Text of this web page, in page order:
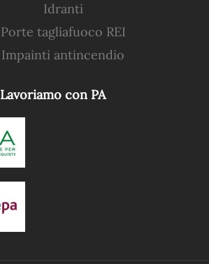
Idranti
Porte tagliafuoco REI
Impainti antincendio
Lavoriamo con PA